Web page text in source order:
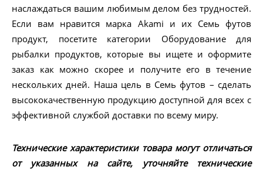
наслаждаться вашим любимым делом без трудностей.
Если вам нравится марка Akami и их Семь футов
продукт, посетите категории Оборудование для
рыбалки продуктов, которые вы ищете и оформите
заказ как можно скорее и получите его в течение
нескольких дней. Наша цель в Семь футов – сделать
высококачественную продукцию доступной для всех с
эффективной службой доставки по всему миру.
Технические характеристики товара могут отличаться
от указанных на сайте, уточняйте технические